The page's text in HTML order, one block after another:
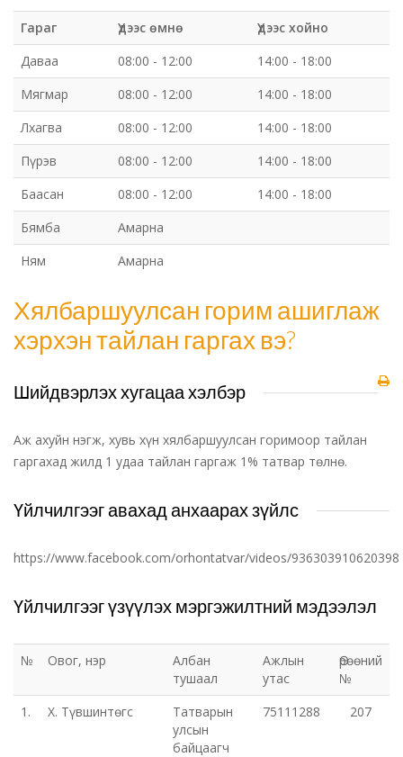
Гараг Үдээс өмнө
Үдээс хойно
Даваа
08:00 - 12:00
14:00 - 18:00
Мягмар
08:00 - 12:00
14:00 - 18:00
Лхагва
08:00 - 12:00
14:00 - 18:00
Пүрэв
08:00 - 12:00
14:00 - 18:00
Баасан
08:00 - 12:00
14:00 - 18:00
Бямба
Амарна
Ням
Амарна
Хялбаршуулсан горим ашиглаж
хэрхэн тайлан гаргах вэ?
Шийдвэрлэх хугацаа хэлбэр
Аж ахуйн нэгж, хувь хүн хялбаршуулсан горимоор тайлан
гаргахад жилд 1 удаа тайлан гаргаж 1% татвар төлнө.
Үйлчилгээг авахад анхаарах зүйлс
https://www.facebook.com/orhontatvar/videos/936303910620398
Үйлчилгээг үзүүлэх мэргэжилтний мэдээлэл
№ Овог, нэр
Албан
тушаал
Ажлын
утас
Өрөөний
№
1.
Х. Түвшинтөгс
Татварын
улсын
байцаагч
75111288 207